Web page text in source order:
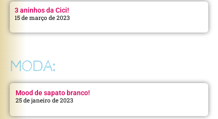
3 aninhos da Cici!
15 de março de 2023
MODA:
Mood de sapato branco!
25 de janeiro de 2023